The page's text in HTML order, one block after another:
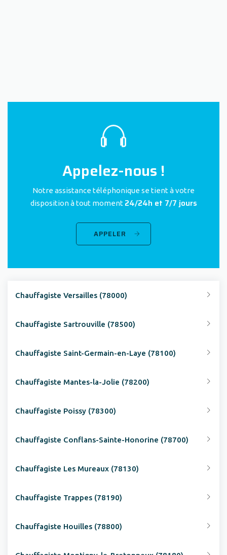
Appelez-nous !
Notre assistance téléphonique se tient à votre
disposition à tout moment 24/24h et 7/7 jours
APPELER
Chauffagiste Versailles (78000)
Chauffagiste Sartrouville (78500)
Chauffagiste Saint-Germain-en-Laye (78100)
Chauffagiste Mantes-la-Jolie (78200)
Chauffagiste Poissy (78300)
Chauffagiste Conflans-Sainte-Honorine (78700)
Chauffagiste Les Mureaux (78130)
Chauffagiste Trappes (78190)
Chauffagiste Houilles (78800)